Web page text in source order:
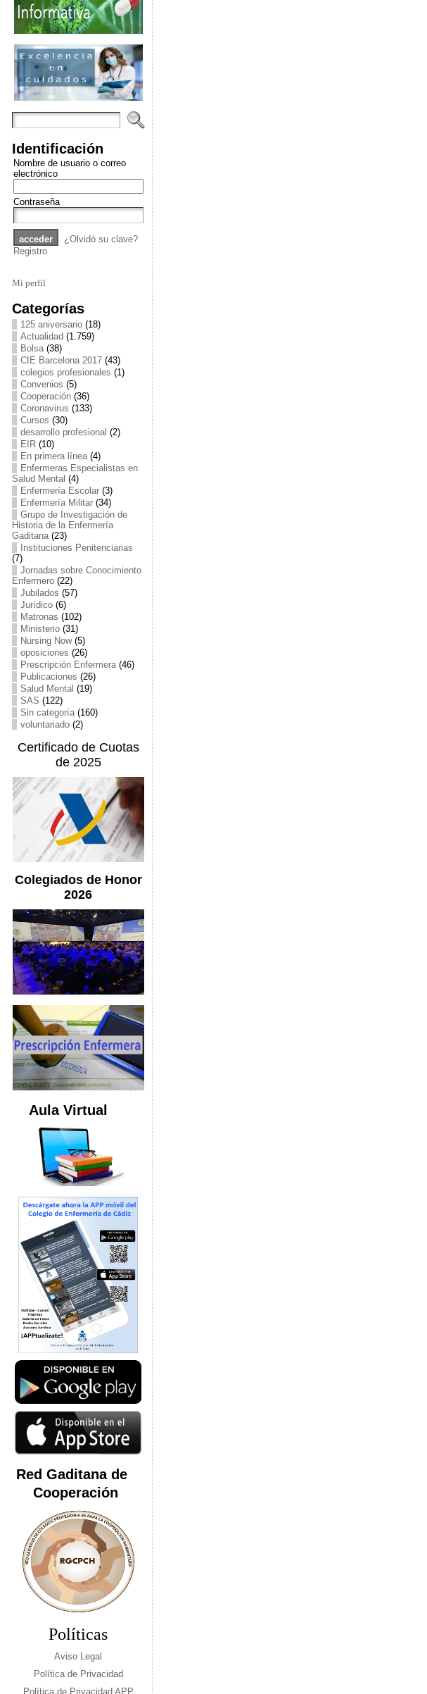
Identificación
Nombre de usuario o correo
electrónico
Contraseña
¿Olvidó su clave?
Registro
Mi perfil
Categorías
125 aniversario(18)
Actualidad (1.759)
Bolsa(38)
CIE Barcelona 2017(43)
colegios profesionales (1)
Convenios (5)
Cooperación(36)
Coronavirus (133)
Cursos (30)
desarrollo profesional (2)
EIR(10)
En primera línea(4)
Enfermeras Especialistas en
Salud Mental (4)
Enfermería Escolar(3)
Enfermería Militar(34)
Grupo de Investigación de
Historia de la Enfermería
Gaditana(23)
Instituciones Penitenciarias
(7)
Jornadas sobre Conocimiento
Enfermero(22)
Jubilados (57)
Jurídico(6)
Matronas (102)
Ministerio(31)
Nursing Now(5)
oposiciones (26)
Prescripción Enfermera(46)
Publicaciones (26)
Salud Mental (19)
SAS (122)
Sin categoría(160)
voluntariado(2)
Certificado de Cuotas
de 2025
Colegiados de Honor
2026
Aula Virtual
Red Gaditana de
Cooperación
Políticas
Aviso Legal
Política de Privacidad
Política de Privacidad APP